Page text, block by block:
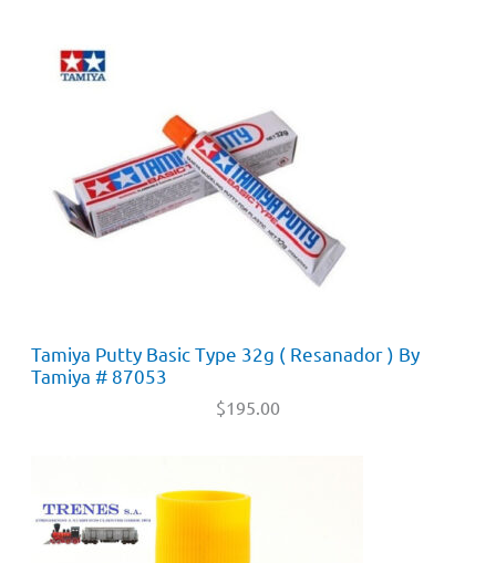
Tamiya Putty Basic Type 32g ( Resanador ) By
Tamiya # 87053
$195.00